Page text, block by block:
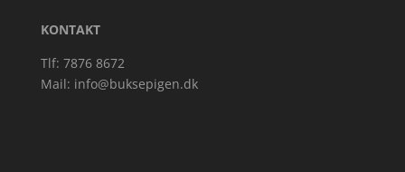
KONTAKT
Tlf: 7876 8672
Mail: info@buksepigen.dk